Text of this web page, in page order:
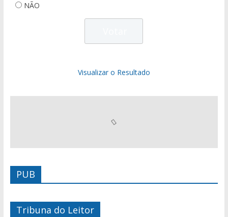
NÃO
Visualizar o Resultado
PUB
Tribuna do Leitor